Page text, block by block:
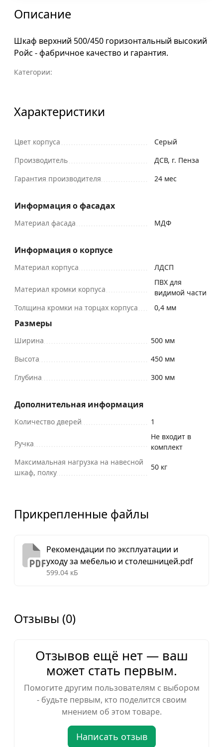
Описание
Шкаф верхний 500/450 горизонтальный высокий
Ройс - фабричное качество и гарантия.
Категории:
Характеристики
Цвет корпуса
Серый
Производитель
ДСВ, г. Пенза
Гарантия производителя
24 мес
Информация о фасадах
Материал фасада МДФ
Информация о корпусе
Материал корпуса ЛДСП
Материал кромки корпуса
ПВХ для
видимой части
Толщина кромки на торцах корпуса
0,4 мм
Размеры
Ширина
500 мм
Высота
450 мм
Глубина
300 мм
Дополнительная информация
Количество дверей 1
Ручка
Не входит в
комплект
Максимальная нагрузка на навесной
шкаф, полку
50 кг
Прикрепленные файлы
Рекомендации по эксплуатации и
уходу за мебелью и столешницей.pdf
599.04 кБ
Отзывы (0)
Отзывов ещё нет — ваш
может стать первым.
Помогите другим пользователям с выбором
- будьте первым, кто поделится своим
мнением об этом товаре.
Написать отзыв